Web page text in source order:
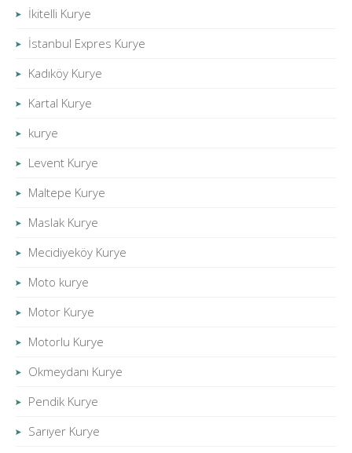
İkitelli Kurye
İstanbul Expres Kurye
Kadıköy Kurye
Kartal Kurye
kurye
Levent Kurye
Maltepe Kurye
Maslak Kurye
Mecidiyeköy Kurye
Moto kurye
Motor Kurye
Motorlu Kurye
Okmeydanı Kurye
Pendik Kurye
Sarıyer Kurye